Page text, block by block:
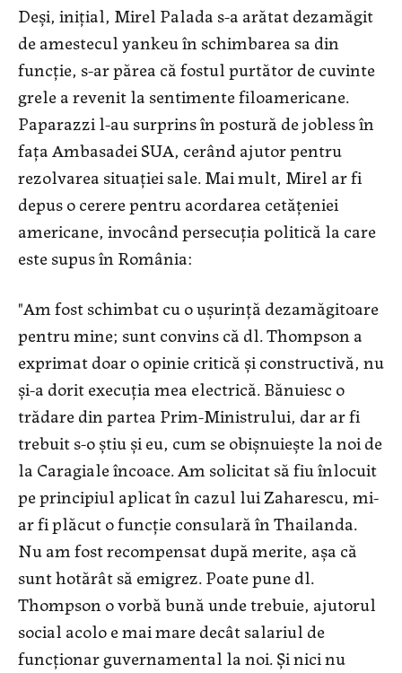
Deşi, iniţial, Mirel Palada s-a arătat dezamăgit
de amestecul yankeu în schimbarea sa din
funcţie, s-ar părea că fostul purtător de cuvinte
grele a revenit la sentimente filoamericane.
Paparazzi l-au surprins în postură de jobless în
faţa Ambasadei SUA, cerând ajutor pentru
rezolvarea situaţiei sale. Mai mult, Mirel ar fi
depus o cerere pentru acordarea cetăţeniei
americane, invocând persecuţia politică la care
este supus în România:
"Am fost schimbat cu o uşurinţă dezamăgitoare
pentru mine; sunt convins că dl. Thompson a
exprimat doar o opinie critică şi constructivă, nu
şi-a dorit execuţia mea electrică. Bănuiesc o
trădare din partea Prim-Ministrului, dar ar fi
trebuit s-o ştiu şi eu, cum se obişnuieşte la noi de
la Caragiale încoace. Am solicitat să fiu înlocuit
pe principiul aplicat în cazul lui Zaharescu, mi-
ar fi plăcut o funcţie consulară în Thailanda.
Nu am fost recompensat după merite, aşa că
sunt hotărât să emigrez. Poate pune dl.
Thompson o vorbă bună unde trebuie, ajutorul
social acolo e mai mare decât salariul de
funcţionar guvernamental la noi. Şi nici nu